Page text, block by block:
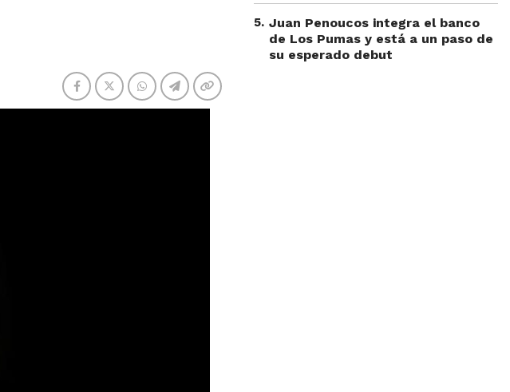
5. Juan Penoucos integra el banco
de Los Pumas y está a un paso de
su esperado debut